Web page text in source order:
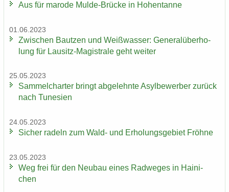
Aus für ma­ro­de Mulde-​Brücke in Ho­hen­tan­ne
01.06.2023
Zwi­schen Baut­zen und Weiß­was­ser: Ge­ne­ral­über­ho­
lung für Lausitz-​Magistrale geht wei­ter
25.05.2023
Sam­mel­char­ter bringt ab­ge­lehn­te Asyl­be­wer­ber zu­rück
nach Tu­ne­si­en
24.05.2023
Si­cher ra­deln zum Wald- und Er­ho­lungs­ge­biet Fröh­ne
23.05.2023
Weg frei für den Neu­bau eines Rad­we­ges in Hai­ni­
chen